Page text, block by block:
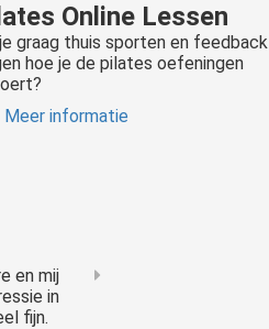
Online Lessen
graag thuis sporten en feedback
hoe je de pilates oefeningen
Meer informatie
en mij
in
fijn.